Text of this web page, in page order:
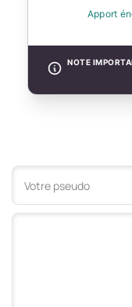
Apport
NOTE
Votre commentaire